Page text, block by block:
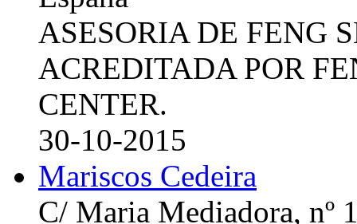
ASESORIA DE FENG
ACREDITADA POR
CENTER.
30-10-2015
Mariscos Cedeira
C/ Maria Mediadora, nº